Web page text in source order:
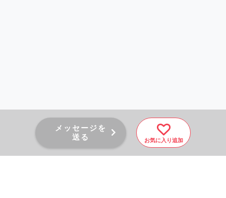
メッセージを
送る
お気に入り追加